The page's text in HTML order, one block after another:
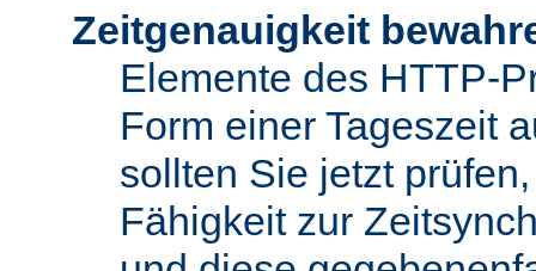
Zeitgenauigkeit
Elemente des HTTP-
Form einer Tageszeit
sollten Sie jetzt
Fähigkeit zur